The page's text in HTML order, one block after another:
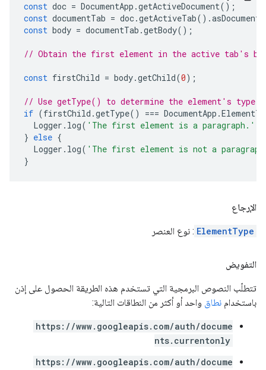
const doc = DocumentApp .getActiveDocument();
const documentTab = doc.getActiveTab().
const body = documentTab .getBody();
// Obtain the first element in the active tab's
const firstChild = body.getChild(0);
// Use getType() to determine the element's type.
if (firstChild .getType() === DocumentApp .
Logger . log( 'The first element is a paragraph.'
} else {
Logger . log( 'The first element is not a
}
الإرجاع
ElementType : نوع العنصر
التفويض
تتطلّب النصوص البرمجية التي تستخدم هذه الطريقة الحصول على إذن
باستخدام نطاق واحد أو أكثر من النطاقات التالية:
https://www.googleapis.com/auth/docume
nts.currentonly
https://www.googleapis.com/auth/docume